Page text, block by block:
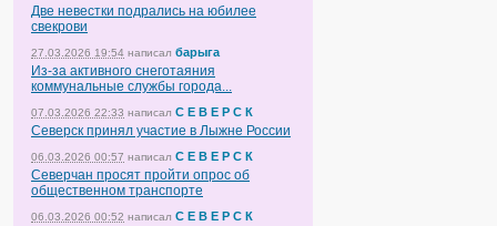
Две невестки подрались на юбилее
свекрови
27.03.2026 19:54 написал барыга
Из-за активного снеготаяния
коммунальные службы города...
07.03.2026 22:33 написал С Е В Е Р С К
Северск принял участие в Лыжне России
06.03.2026 00:57 написал С Е В Е Р С К
Северчан просят пройти опрос об
общественном транспорте
06.03.2026 00:52 написал С Е В Е Р С К